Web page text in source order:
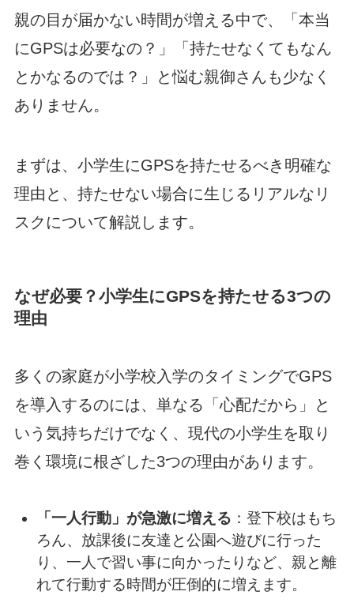
親の目が届かない時間が増える中で、「本当
にGPSは必要なの？」「持たせなくてもなん
とかなるのでは？」と悩む親御さんも少なく
ありません。
まずは、小学生にGPSを持たせるべき明確な
理由と、持たせない場合に生じるリアルなリ
スクについて解説します。
なぜ必要？小学生にGPSを持たせる3つの
理由
多くの家庭が小学校入学のタイミングでGPS
を導入するのには、単なる「心配だから」と
いう気持ちだけでなく、現代の小学生を取り
巻く環境に根ざした3つの理由があります。
「一人行動」が急激に増える ：登下校はもち
ろん、放課後に友達と公園へ遊びに行った
り、一人で習い事に向かったりなど、親と離
れて行動する時間が圧倒的に増えます。